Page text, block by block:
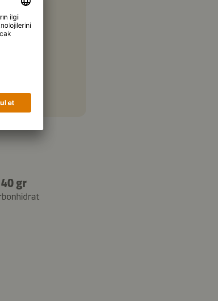
40 gr